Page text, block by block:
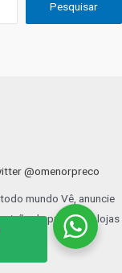
Pesquisar
@omenorpreco
mundo Vê, anuncie
de produtos, lojas